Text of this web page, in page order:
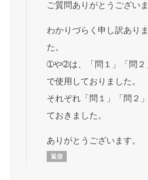
ご質問ありがとうございま
わかりづらく申し訳あり
た。
➀や➁は、「問１」「問２
で使用しておりました。
それぞれ「問１」「問２
ておきました。
ありがとうございます。
返信